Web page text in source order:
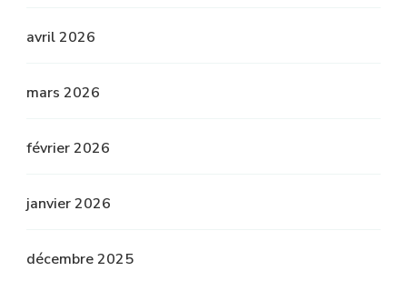
avril 2026
mars 2026
février 2026
janvier 2026
décembre 2025